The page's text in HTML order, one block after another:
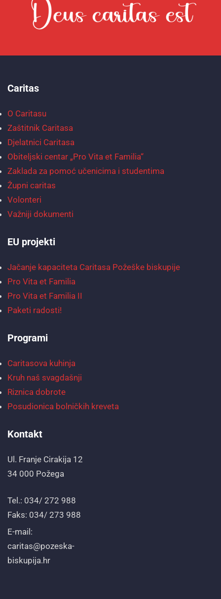
Caritas
O Caritasu
Zaštitnik Caritasa
Djelatnici Caritasa
Obiteljski centar „Pro Vita et Familia“
Zaklada za pomoć učenicima i studentima
Župni caritas
Volonteri
Važniji dokumenti
EU projekti
Jačanje kapaciteta Caritasa Požeške biskupije
Pro Vita et Familia
Pro Vita et Familia II
Paketi radosti!
Programi
Caritasova kuhinja
Kruh naš svagdašnji
Riznica dobrote
Posudionica bolničkih kreveta
Kontakt
Ul. Franje Cirakija 12
34 000 Požega
Tel.: 034/ 272 988
Faks: 034/ 273 988
E-mail:
caritas@pozeska-
biskupija.hr